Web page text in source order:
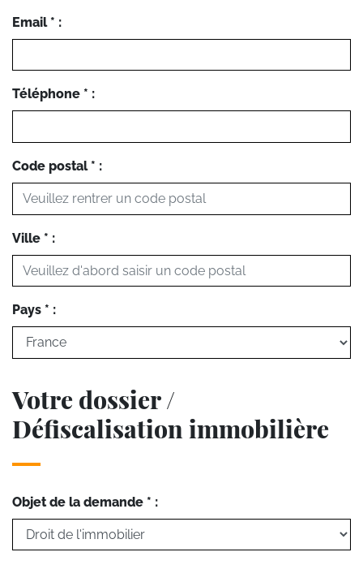
Email * :
Téléphone * :
Code postal * :
Ville * :
Pays * :
Votre dossier /
Défiscalisation immobilière
Objet de la demande * :